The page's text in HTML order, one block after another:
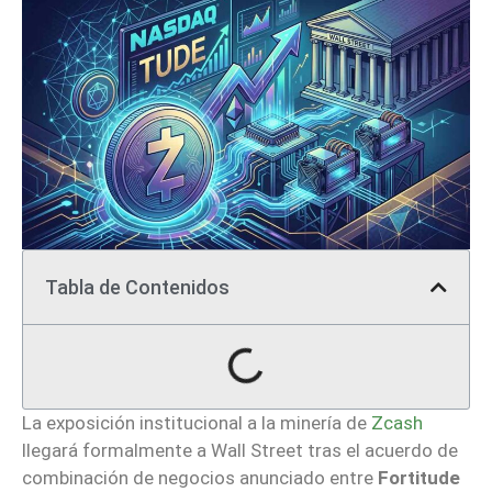
Tabla de Contenidos
La exposición institucional a la minería de Zcash
llegará formalmente a Wall Street tras el acuerdo de
combinación de negocios anunciado entre Fortitude